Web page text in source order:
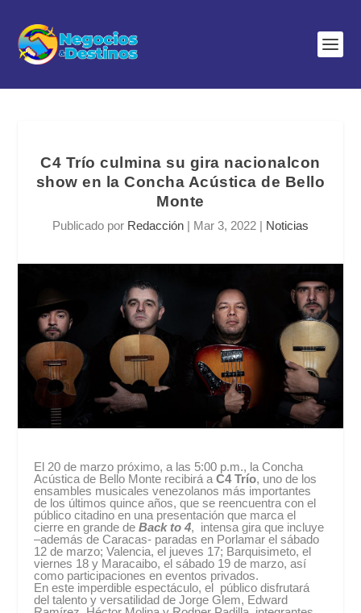
C4 Trío culmina su gira nacionalcon
show en la Concha Acústica de Bello
Monte
Publicado por Redacción | Mar 3, 2022 | Noticias
El 20 de marzo próximo, a las 5:00 p.m., la Concha
Acústica de Bello Monte recibirá aC4Trío, uno de los
ensambles musicales venezolanos más importantes
de los últimos quince años, que se reencuentra con el
público citadino en una presentación que marca el
cierre en grande deBack to 4, intensa gira que incluye
–además de Caracas- paradas en Porlamar el sábado
12 de marzo; Valencia, el jueves 17; Barquisimeto, el
viernes 18 y Maracaibo, el sábado 19 de marzo, así
como participaciones en eventos privados.
En este imperdible espectáculo, el público disfrutará
del talento y versatilidad de Jorge Glem, Edward